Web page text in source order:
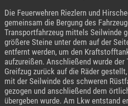
Die Feuerwehren Riezlern und
gemeinsam die Bergung des
Transportfahrzeug mittels Seilwinde
größere Steine unter dem auf der
entfernt werden, um den
aufzureißen. Anschließend wurde
Greifzug zurück auf die Räder
mit der Seilwinde des schweren
gezogen und anschließend dem
übergeben wurde. Am Lkw entstand